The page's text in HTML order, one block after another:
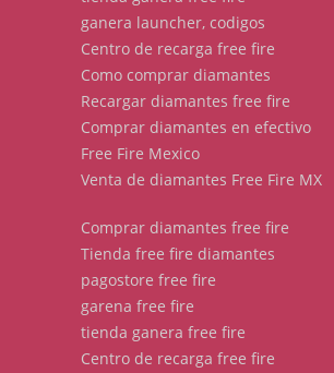
ganera launcher, codigos
Centro de recarga free fire
Como comprar diamantes
Recargar diamantes free fire
Comprar diamantes en efectivo
Free Fire Mexico
Venta de diamantes Free Fire MX
Comprar diamantes free fire
Tienda free fire diamantes
pagostore free fire
garena free fire
tienda ganera free fire
Centro de recarga free fire